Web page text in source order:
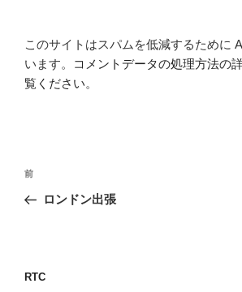
このサイトはスパムを低減するために
います。
コメントデータの処理方法の
覧ください。
投
ナ
ー
前
の
前
ロンドン出張
RTC